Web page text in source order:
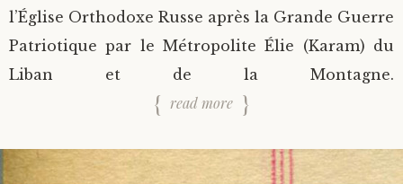
l’Église Orthodoxe Russe après la Grande Guerre
Patriotique par le Métropolite Élie (Karam) du
Liban et de la Montagne.
read more